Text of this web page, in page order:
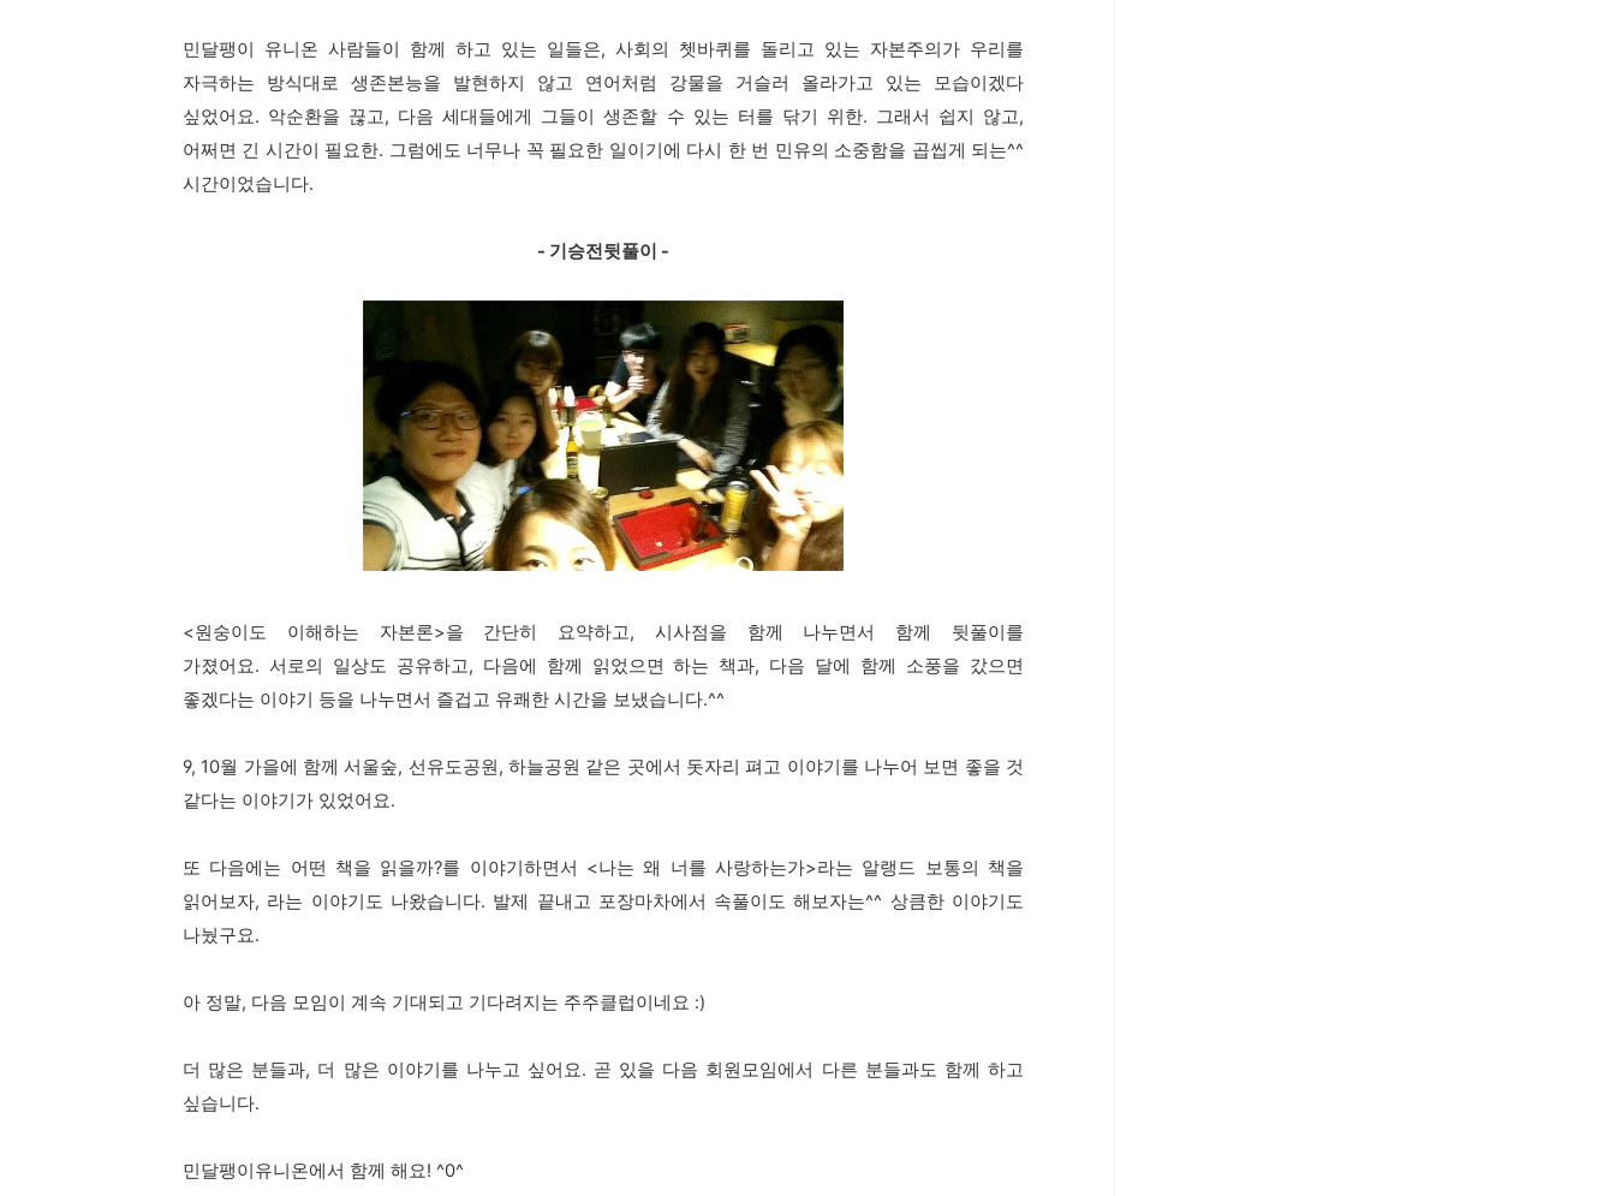
민달팽이 유니온 사람들이 함께 하고 있는 일들은, 사회의 쳇바퀴를 돌리고 있는 자본주의가 우리를
자극하는 방식대로 생존본능을 발현하지 않고 연어처럼 강물을 거슬러 올라가고 있는 모습이겠다
싶었어요. 악순환을 끊고, 다음 세대들에게 그들이 생존할 수 있는 터를 닦기 위한. 그래서 쉽지 않고,
어쩌면 긴 시간이 필요한. 그럼에도 너무나 꼭 필요한 일이기에 다시 한 번 민유의 소중함을 곱씹게 되는^^
시간이었습니다.
- 기승전뒷풀이 -
<원숭이도 이해하는 자본론>을 간단히 요약하고, 시사점을 함께 나누면서 함께 뒷풀이를
가졌어요. 서로의 일상도 공유하고, 다음에 함께 읽었으면 하는 책과, 다음 달에 함께 소풍을 갔으면
좋겠다는 이야기 등을 나누면서 즐겁고 유쾌한 시간을 보냈습니다.^^
9, 10월 가을에 함께 서울숲, 선유도공원, 하늘공원 같은 곳에서 돗자리 펴고 이야기를 나누어 보면 좋을 것
같다는 이야기가 있었어요.
또 다음에는 어떤 책을 읽을까?를 이야기하면서 <나는 왜 너를 사랑하는가>라는 알랭드 보통의 책을
읽어보자, 라는 이야기도 나왔습니다. 발제 끝내고 포장마차에서 속풀이도 해보자는^^ 상큼한 이야기도
나눴구요.
아 정말, 다음 모임이 계속 기대되고 기다려지는 주주클럽이네요 :)
더 많은 분들과, 더 많은 이야기를 나누고 싶어요. 곧 있을 다음 회원모임에서 다른 분들과도 함께 하고
싶습니다.
민달팽이유니온에서 함께 해요! ^0^